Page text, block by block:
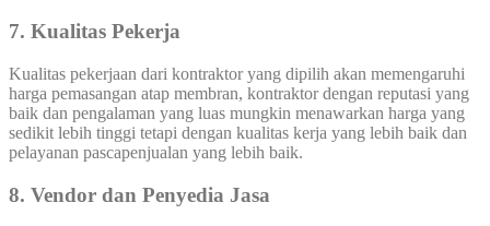
7. Kualitas Pekerja
Kualitas pekerjaan dari kontraktor yang dipilih akan memengaruhi
harga pemasangan atap membran, kontraktor dengan reputasi yang
baik dan pengalaman yang luas mungkin menawarkan harga yang
sedikit lebih tinggi tetapi dengan kualitas kerja yang lebih baik dan
pelayanan pascapenjualan yang lebih baik.
8. Vendor dan Penyedia Jasa